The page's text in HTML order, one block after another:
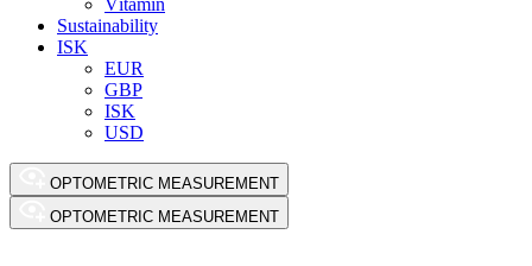
Vítamín
Sustainability
ISK
EUR
GBP
ISK
USD
OPTOMETRIC MEASUREMENT
OPTOMETRIC MEASUREMENT